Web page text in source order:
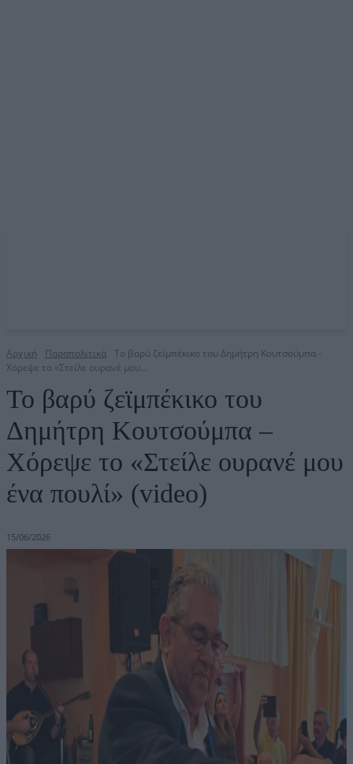
Αρχική Παραπολιτικά Το βαρύ ζεϊμπέκικο του Δημήτρη Κουτσούμπα -
Χόρεψε το «Στείλε ουρανέ μου...
Το βαρύ ζεϊμπέκικο του
Δημήτρη Κουτσούμπα –
Χόρεψε το «Στείλε ουρανέ μου
ένα πουλί» (video)
15/06/2026